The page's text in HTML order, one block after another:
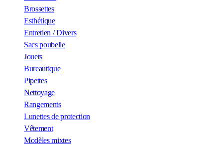
Brossettes
Esthétique
Entretien / Divers
Sacs poubelle
Jouets
Bureautique
Pipettes
Nettoyage
Rangements
Lunettes de protection
Vêtement
Modèles mixtes